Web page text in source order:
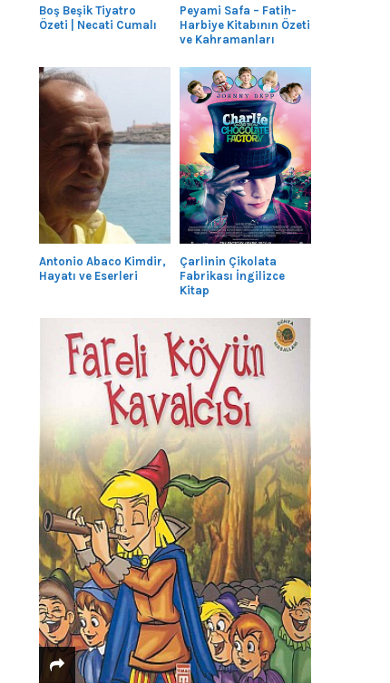
Boş Beşik Tiyatro
Özeti | Necati Cumalı
Peyami Safa – Fatih-
Harbiye Kitabının Özeti
ve Kahramanları
Antonio Abaco Kimdir,
Hayatı ve Eserleri
Çarlinin Çikolata
Fabrikası İngilizce
Kitap